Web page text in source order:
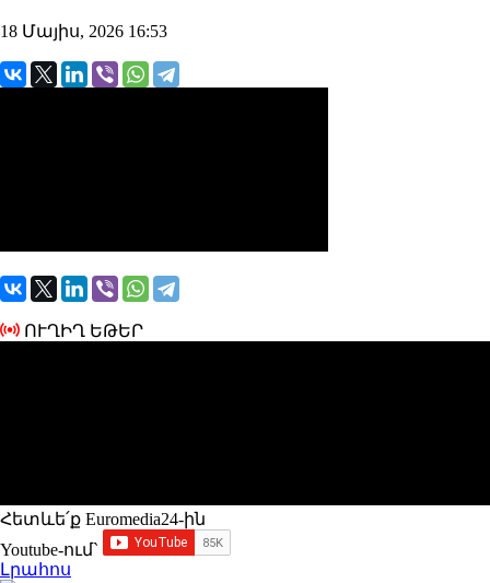
18 Մայիս, 2026 16:53
ՈՒՂԻՂ ԵԹԵՐ
Հետևե՛ք Euromedia24-ին
Youtube-ում`
Լրահոս